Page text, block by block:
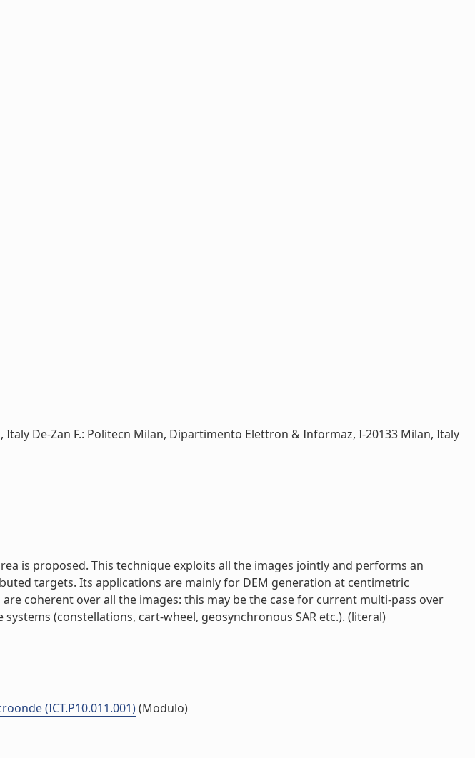
De-Zan F.: Politecn Milan, Dipartimento Elettron & Informaz, I-20133 Milan, Italy
is proposed. This technique exploits all the images jointly and performs an
targets. Its applications are mainly for DEM generation at centimetric
coherent over all the images: this may be the case for current multi-pass over
(constellations, cart-wheel, geosynchronous SAR etc.). (literal)
(ICT.P10.011.001)(Modulo)